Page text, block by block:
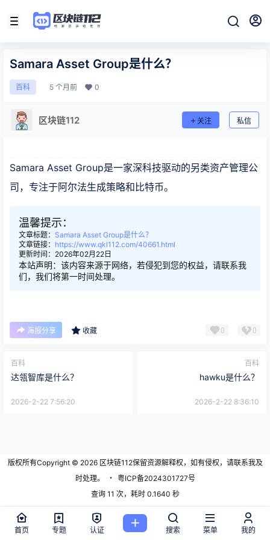
Samara Asset Group是什么？
百科 5 个月前 0
区块链112 关注 私信
Samara Asset Group是一家深科技驱动的另类资产管理公
司，专注于阿尔法生成策略和比特币。
温馨提示：
文章标题： Samara Asset Group是什么？
文章链接： https://www.qkl112.com/40661.html
更新时间：2026年02月22日
本站声明：该内容来源于网络，若侵犯到您的权益，请联系我
们，我们将第一时间处理。
海报分享 收藏 0 0
百科
达瓴智库是什么？
2026-2-22 7:56:20
百科
hawku是什么？
2026-2-22 8:36:10
版权所有Copyright © 2026区块链112保留资源解释权，如有侵权，请联系我及
时处理。
・ 粤ICP备2024301727号
查询 11 次，耗时 0.1640 秒
首页 专题 认证 搜索 菜单 我的